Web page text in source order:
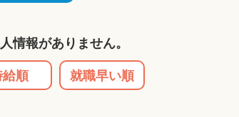
情報がありません。
給順 就職早い順